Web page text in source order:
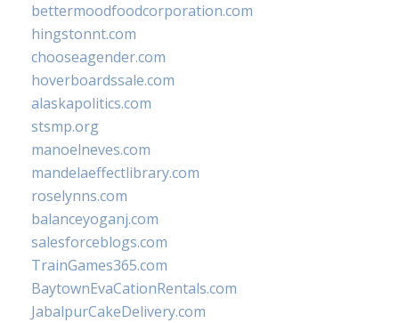
bettermoodfoodcorporation.com
hingstonnt.com
chooseagender.com
hoverboardssale.com
alaskapolitics.com
stsmp.org
manoelneves.com
mandelaeffectlibrary.com
roselynns.com
balanceyoganj.com
salesforceblogs.com
TrainGames365.com
BaytownEvaCationRentals.com
JabalpurCakeDelivery.com